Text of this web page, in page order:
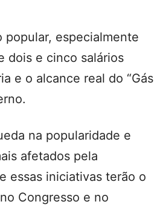
popular, especialmente
dois e cinco salários
e o alcance real do “Gás
na popularidade e
afetados pela
essas iniciativas terão o
Congresso e no